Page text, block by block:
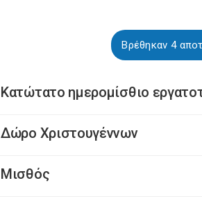
Βρέθηκαν 4
Κατώτατο ημερομίσθιο
Δώρο Χριστουγέννων
Μισθός